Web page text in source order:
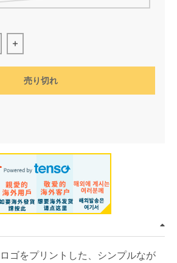
Tシャツ サックス×ホワイトの数量を
サイエンスSARU Tシャツ サックス
売り切れ
ゴをプリントした、シンプルなが